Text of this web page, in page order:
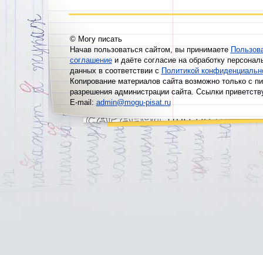
© Могу писать
Начав пользоваться сайтом, вы принимаете
соглашениеи даёте согласие на обработку
данных в соответствии сПолитикой
Копирование материалов сайта возможно только с
разрешения администрации сайта. Ссылки
E-mail:admin@mogu-pisat.ru